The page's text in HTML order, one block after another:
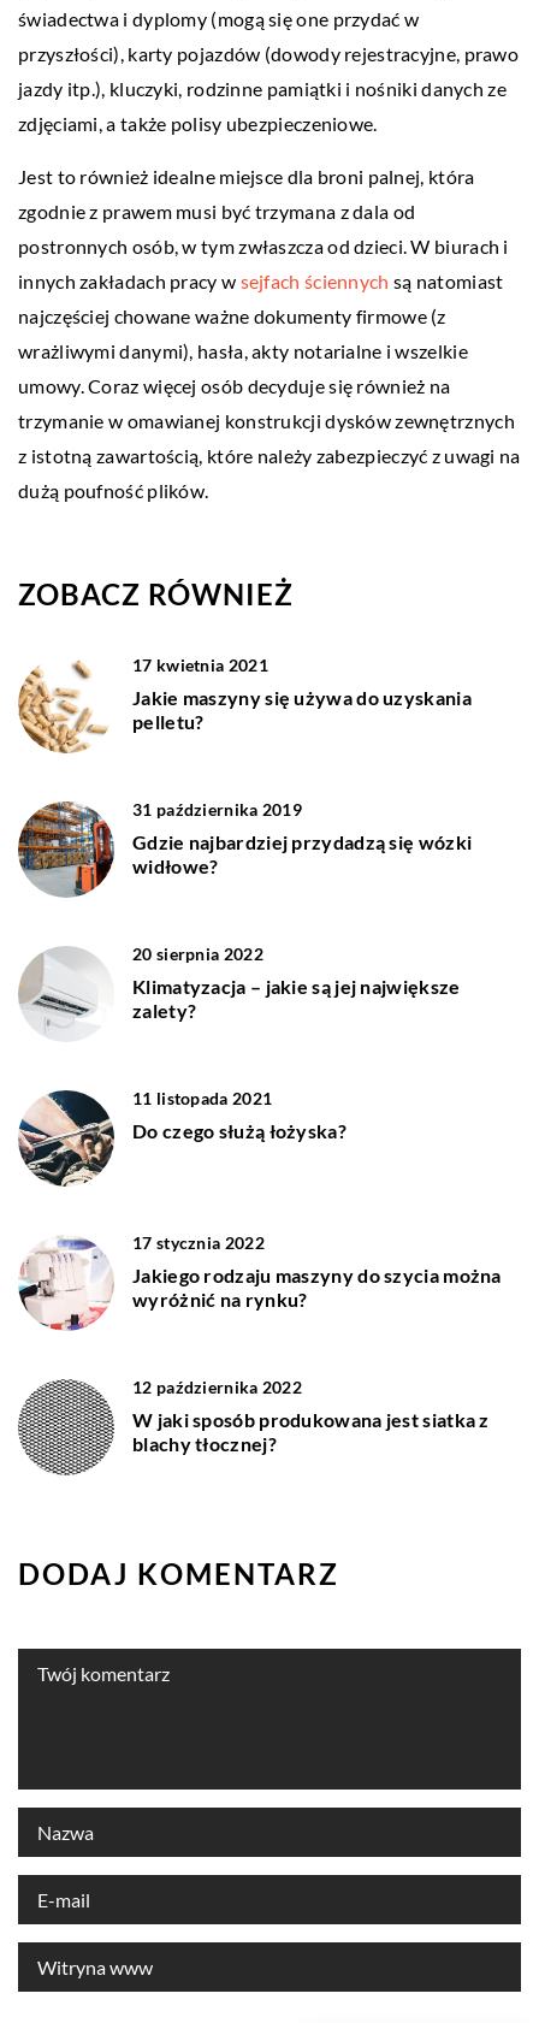
świadectwa i dyplomy (mogą się one przydać w
przyszłości), karty pojazdów (dowody rejestracyjne, prawo
jazdy itp.), kluczyki, rodzinne pamiątki i nośniki danych ze
zdjęciami, a także polisy ubezpieczeniowe.
Jest to również idealne miejsce dla broni palnej, która
zgodnie z prawem musi być trzymana z dala od
postronnych osób, w tym zwłaszcza od dzieci. W biurach i
innych zakładach pracy w sejfach ściennych są natomiast
najczęściej chowane ważne dokumenty firmowe (z
wrażliwymi danymi), hasła, akty notarialne i wszelkie
umowy. Coraz więcej osób decyduje się również na
trzymanie w omawianej konstrukcji dysków zewnętrznych
z istotną zawartością, które należy zabezpieczyć z uwagi na
dużą poufność plików.
ZOBACZ RÓWNIEŻ
17 kwietnia 2021
Jakie maszyny się używa do uzyskania
pelletu?
31 października 2019
Gdzie najbardziej przydadzą się wózki
widłowe?
20 sierpnia 2022
Klimatyzacja – jakie są jej największe
zalety?
11 listopada 2021
Do czego służą łożyska?
17 stycznia 2022
Jakiego rodzaju maszyny do szycia można
wyróżnić na rynku?
12 października 2022
W jaki sposób produkowana jest siatka z
blachy tłocznej?
DODAJ KOMENTARZ